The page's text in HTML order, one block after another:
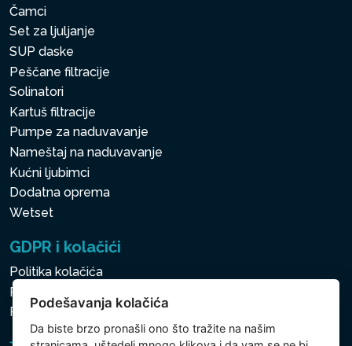
Čamci
Set za ljuljanje
SUP daske
Peščane filtracije
Solinatori
Kartuš filtracije
Pumpe za naduvavanje
Nameštaj na naduvavanje
Kućni ljubimci
Dodatna oprema
Wetset
GDPR i kolačići
Politika kolačića
Politika zaštite ličnih i drugih obrađivanih podataka
Politika kolačića
Podešavanja kolačića
Da biste brzo pronašli ono što tražite na našim